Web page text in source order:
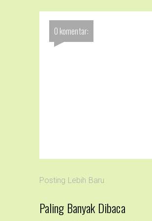
0 komentar:
Posting Lebih Baru
Paling Banyak Dibaca